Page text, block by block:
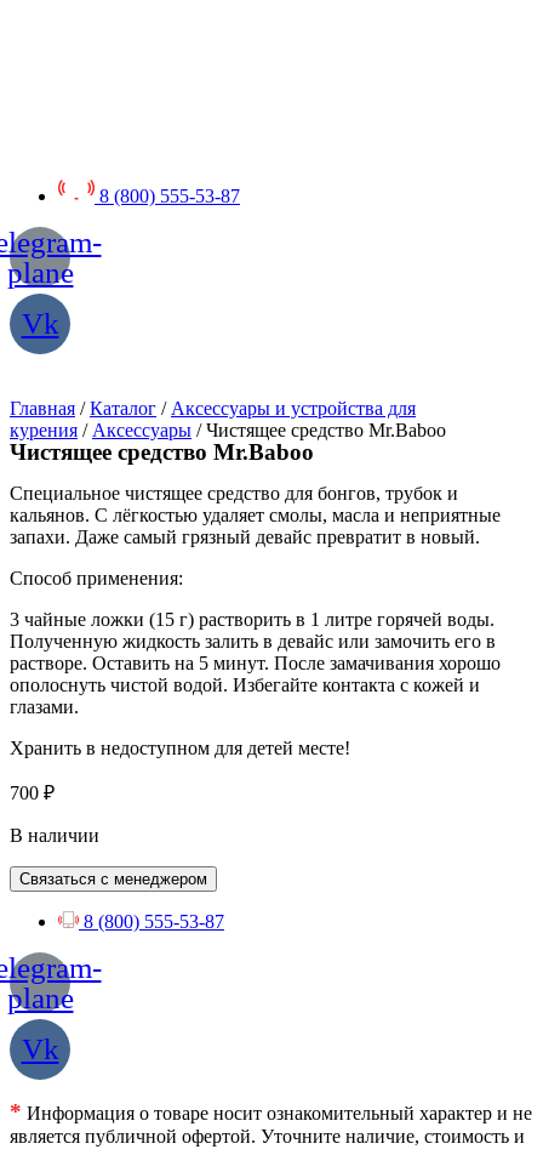
8 (800) 555-53-87
plane
Vk
Главная /Каталог / Аксессуары и устройства для
курения / Аксессуары / Чистящее средство Mr.Baboo
Чистящее средство Mr.Baboo
Специальное чистящее средство для бонгов, трубок и
кальянов. С лёгкостью удаляет смолы, масла и неприятные
запахи. Даже самый грязный девайс превратит в новый.
Способ применения:
3 чайные ложки (15 г) растворить в 1 литре горячей воды.
Полученную жидкость залить в девайс или замочить его в
растворе. Оставить на 5 минут. После замачивания хорошо
ополоснуть чистой водой. Избегайте контакта с кожей и
глазами.
Хранить в недоступном для детей месте!
700 ₽
В наличии
Связаться с менеджером
8 (800) 555-53-87
plane
Vk
* Информация о товаре носит ознакомительный характер и не
является публичной офертой. Уточните наличие, стоимость и